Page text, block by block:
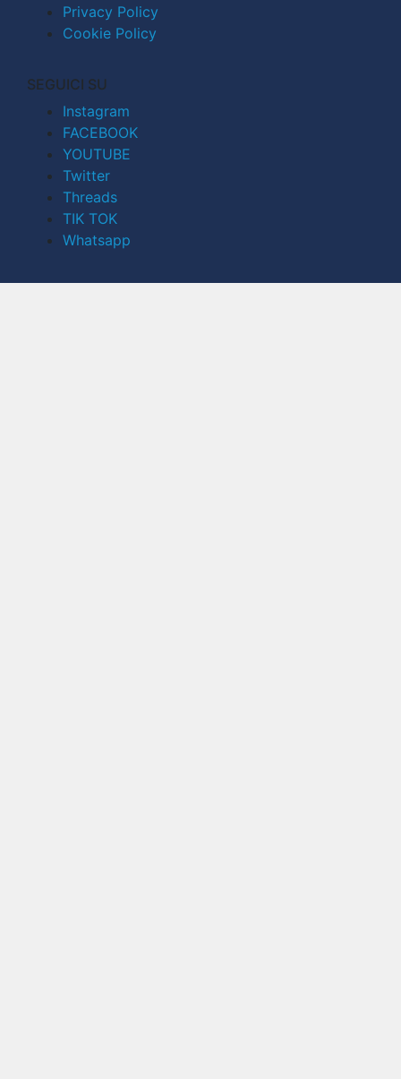
Privacy Policy
Cookie Policy
SEGUICI SU
Instagram
FACEBOOK
YOUTUBE
Twitter
Threads
TIK TOK
Whatsapp